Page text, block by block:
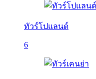
ทัวร์โปแลนด์
6